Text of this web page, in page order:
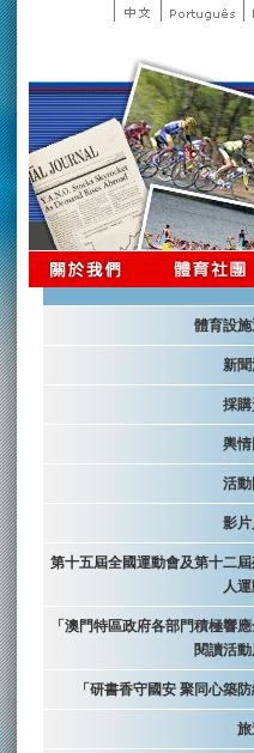
體育設
新
採
輿
活
影
第十五屆全國運動會及第十二
人
「澳門特區政府各部門積極響
閱讀活動
「研書香守國安 聚同心築防